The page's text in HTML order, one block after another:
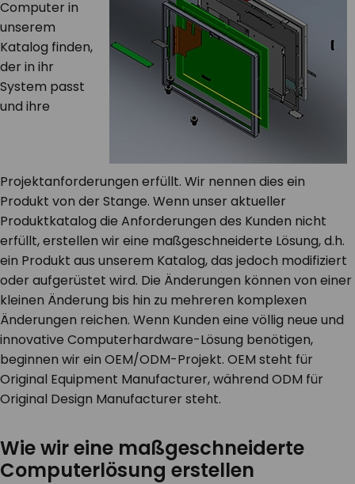
Computer in
unserem
Katalog finden,
der in ihr
System passt
und ihre
Projektanforderungen erfüllt. Wir nennen dies ein
Produkt von der Stange. Wenn unser aktueller
Produktkatalog die Anforderungen des Kunden nicht
erfüllt, erstellen wir eine maßgeschneiderte Lösung, d.h.
ein Produkt aus unserem Katalog, das jedoch modifiziert
oder aufgerüstet wird. Die Änderungen können von einer
kleinen Änderung bis hin zu mehreren komplexen
Änderungen reichen. Wenn Kunden eine völlig neue und
innovative Computerhardware-Lösung benötigen,
beginnen wir ein OEM/ODM-Projekt. OEM steht für
Original Equipment Manufacturer, während ODM für
Original Design Manufacturer steht.
Wie wir eine maßgeschneiderte
Computerlösung erstellen